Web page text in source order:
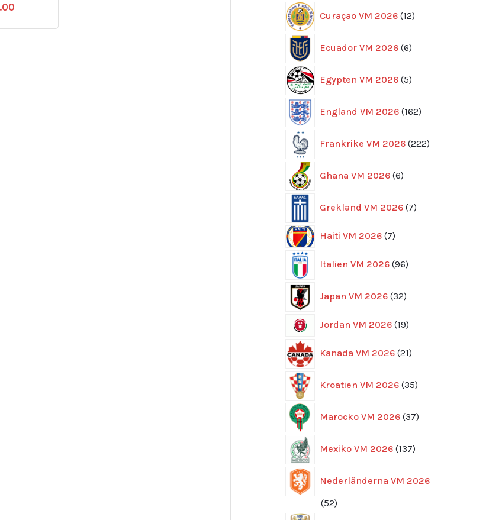
Curaçao VM 2026 12
produkter
Ecuador VM 2026 6
produkter
Egypten VM 2026 5
produkter
England VM 2026 162
produkter
Frankrike VM 2026 222
produkter
Ghana VM 2026 6
produkter
Grekland VM 2026 7
produkter
Haiti VM 2026 77
Italien VM 2026 96
produkter
Japan VM 2026 32
produkter
Jordan VM 2026 1919
Kanada VM 2026 21
produkter
Kroatien VM 2026 35
produkter
Marocko VM 2026 37
produkter
Mexiko VM 2026 137
produkter
Nederländerna VM 2026
5252